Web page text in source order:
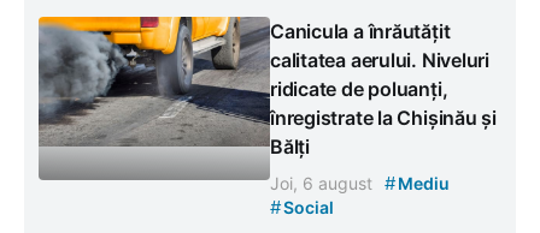
Canicula a înrăutățit
calitatea aerului. Niveluri
ridicate de poluanți,
înregistrate la Chișinău și
Bălți
Joi, 6 august #Mediu
#Social